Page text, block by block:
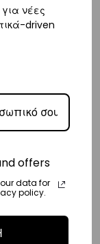
3-8 εργάσιμες
είναι στα€35
, θα αναλάβει την
3-10 εργάσιμες
ημερομηνία αγοράς
νέες
driven
offers
data for
policy.